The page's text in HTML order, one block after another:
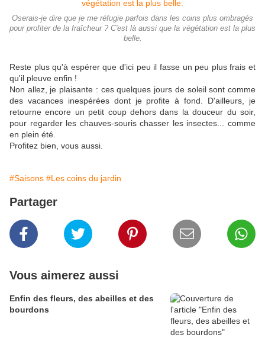
Oserais-je dire que je me réfugie parfois dans les coins plus ombragés
pour profiter de la fraîcheur ? C'est là aussi que la végétation est la plus
belle.
Reste plus qu'à espérer que d'ici peu il fasse un peu plus frais et
qu'il pleuve enfin !
Non allez, je plaisante : ces quelques jours de soleil sont comme
des vacances inespérées dont je profite à fond. D'ailleurs, je
retourne encore un petit coup dehors dans la douceur du soir,
pour regarder les chauves-souris chasser les insectes... comme
en plein été.
Profitez bien, vous aussi.
#Saisons #Les coins du jardin
Partager
Vous aimerez aussi
Enfin des fleurs, des abeilles et des
bourdons